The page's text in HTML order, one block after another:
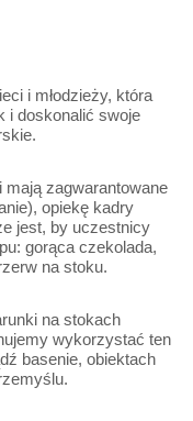
i młodzieży, która
i doskonalić swoje
mają zagwarantowane
opiekę kadry
jest, by uczestnicy
gorąca czekolada,
na stoku.
na stokach
wykorzystać ten
basenie, obiektach